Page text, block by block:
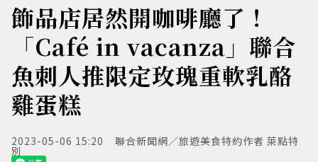
飾品店居然開咖啡廳了！
「Café in vacanza」聯合
魚刺人推限定玫瑰重軟乳酪
雞蛋糕
2023-05-06 15:20 聯合新聞網／旅遊美食特約作者 萊點特
別